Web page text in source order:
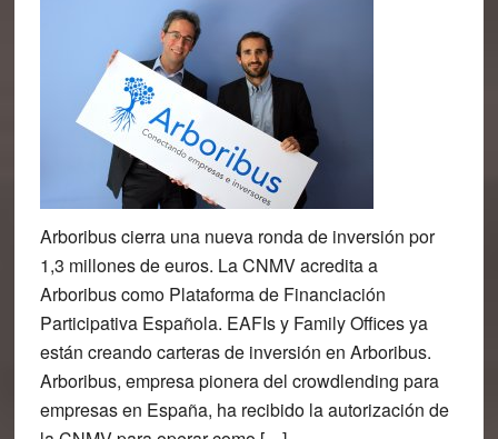
Arboribus cierra una nueva ronda de inversión por
1,3 millones de euros. La CNMV acredita a
Arboribus como Plataforma de Financiación
Participativa Española. EAFIs y Family Offices ya
están creando carteras de inversión en Arboribus.
Arboribus, empresa pionera del crowdlending para
empresas en España, ha recibido la autorización de